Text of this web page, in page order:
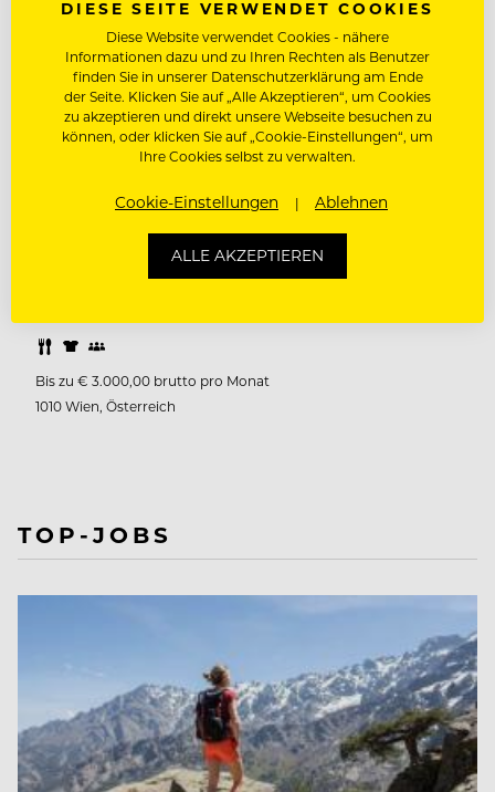
STELLVERTRETENDE RESTAURANTLEITUNG
(M/W/D) 35 - 40 STUNDEN | AB SOFORT DEINE
AUFGABEN Unterstützung und Vertretung der
Restaurantleitung im Tagesgeschäft Führung,
Motivation und Einsatzplanung des Teams
Sicherstellung reibungsloser Abläufe
Markenstandards Kassenführung,
Tagesabrechnung und Warenwirtschaft
Einarbeitung neuer Mitarbeiter:innen
Bis zu € 3.000,00 brutto pro Monat
1010 Wien, Österreich
TOP-JOBS
DIESE SEITE VERWENDET COOKIES
Diese Website verwendet Cookies - nähere
Informationen dazu und zu Ihren Rechten als Benutzer
finden Sie in unserer Datenschutzerklärung am Ende
der Seite. Klicken Sie auf „Alle Akzeptieren“, um Cookies
zu akzeptieren und direkt unsere Webseite besuchen zu
können, oder klicken Sie auf „Cookie-Einstellungen“, um
Ihre Cookies selbst zu verwalten.
Cookie-Einstellungen Ablehnen
ALLE AKZEPTIEREN